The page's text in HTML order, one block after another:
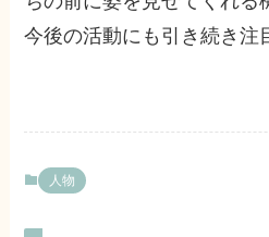
今後の活動にも引き続き注
人物